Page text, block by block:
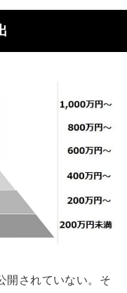
開されていない。そ